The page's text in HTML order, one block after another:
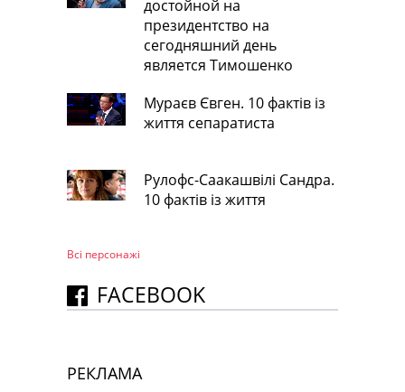
достойной на
президентство на
сегодняшний день
является Тимошенко
Мураєв Євген. 10 фактів із
життя сепаратиста
Рулофс-Саакашвілі Сандра.
10 фактів із життя
Всі персонажi
FACEBOOK
РЕКЛАМА